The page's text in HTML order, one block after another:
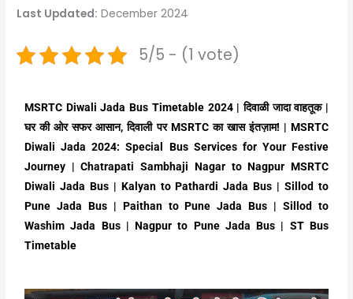
Last Updated: December 2024
5/5 - (1 vote)
MSRTC Diwali Jada Bus Timetable 2024 | दिवाळी जादा वाहतूक |
घर की ओर सफर आसान, दिवाली पर MSRTC का खास इंतज़ाम! | MSRTC
Diwali Jada 2024: Special Bus Services for Your Festive
Journey | Chatrapati Sambhaji Nagar to Nagpur MSRTC
Diwali Jada Bus | Kalyan to Pathardi Jada Bus | Sillod to
Pune Jada Bus | Paithan to Pune Jada Bus | Sillod to
Washim Jada Bus | Nagpur to Pune Jada Bus | ST Bus
Timetable